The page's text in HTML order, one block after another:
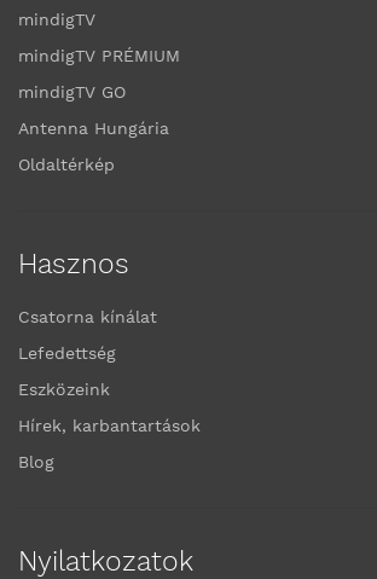
mindigTV
mindigTV PRÉMIUM
mindigTV GO
Antenna Hungária
Oldaltérkép
Hasznos
Csatorna kínálat
Lefedettség
Eszközeink
Hírek, karbantartások
Blog
Nyilatkozatok